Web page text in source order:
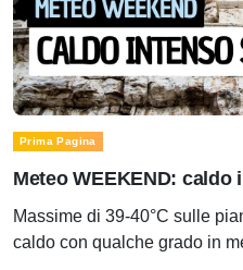
Prima Pagina
Meteo WEEKEND:
Massime di 39-40°C sulle
caldo con qualche grado in